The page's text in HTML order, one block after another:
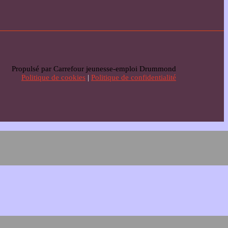
Propulsé par Carrefour jeunesse-emploi Drummond
Politique de cookies | Politique de confidentialité